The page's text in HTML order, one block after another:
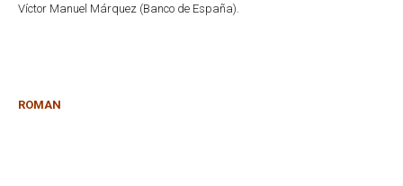
Víctor Manuel Márquez (Banco de España).
ROMAN